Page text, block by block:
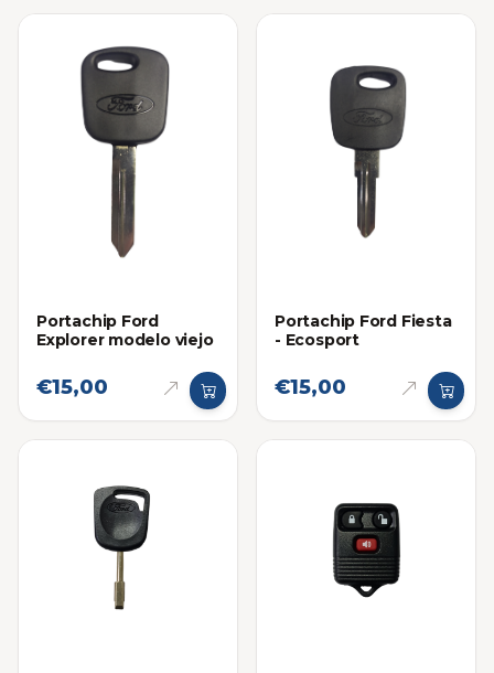
Portachip Ford
Explorer modelo viejo
€15,00
Portachip Ford Fiesta
- Ecosport
€15,00